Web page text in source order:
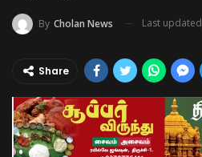
By Cholan News Last updated
Share